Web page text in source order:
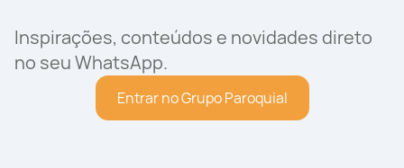
Inspirações, conteúdos e novidades direto
no seu WhatsApp.
Entrar no Grupo Paroquial